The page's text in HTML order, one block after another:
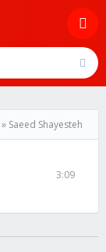
» Saeed Shayesteh
3:09